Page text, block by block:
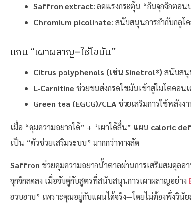
Saffron extract: ลดแรงกระตุ้น “กินจุกจิกตอ
Chromium picolinate: สนับสนุนการกำกับกลูโ
แกน “เผาผลาญ–ใช้ไขมัน”
Citrus polyphenols (เช่น Sinetrol®) สนับสนุ
L‑Carnitine ช่วยขนส่งกรดไขมันเข้าสู่ไมโตคอน
Green tea (EGCG)/CLAช่วยเสริมการใช้พลังง
เมื่อ “คุมความอยากได้” + “เผาได้ลื่น” แผน caloric
เป็น “ตัวช่วยเสริมระบบ” มากกว่าทางลัด
Saffron ช่วยคุมความอยากน้ำตาลผ่านการเสริมสมดุล
จุกจิกลดลง เมื่อจับคู่กับสูตรที่สนับสนุนการเผาผลาญอย่าง
ฮวบฮาบ” เพราะคุณอยู่กับแผนได้จริง—โดยไม่ต้องพึ่งวินั